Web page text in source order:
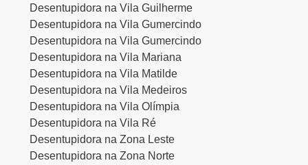
Desentupidora na Vila Guilherme
Desentupidora na Vila Gumercindo
Desentupidora na Vila Gumercindo
Desentupidora na Vila Mariana
Desentupidora na Vila Matilde
Desentupidora na Vila Medeiros
Desentupidora na Vila Olímpia
Desentupidora na Vila Ré
Desentupidora na Zona Leste
Desentupidora na Zona Norte